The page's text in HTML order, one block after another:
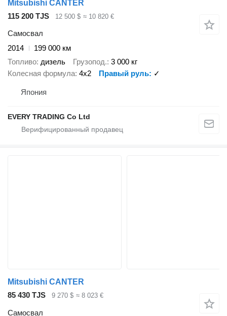
Mitsubishi CANTER
115 200 TJS
12 500 $ ≈ 10 820 €
Самосвал
2014
199 000 км
Топливо дизель Грузопод. 3 000 кг
Колесная формула 4x2 Правый руль ✓
Япония
EVERY TRADING Co Ltd
Mitsubishi CANTER
85 430 TJS
9 270 $ ≈ 8 023 €
Самосвал